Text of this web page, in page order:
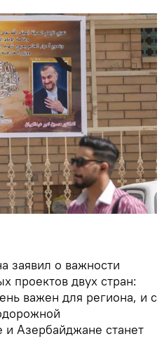
заявил о важности
проектов двух стран:
важен для региона, и с
Азербайджане станет